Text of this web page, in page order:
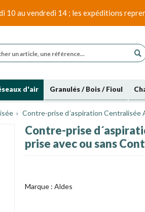
10 au vendredi 14 ; les expéditions
d'air Granulés / Bois / Fioul
Contre-prise d´aspiration Centralisée
Contre-prise
prise avec ou sans
Marque : Aldes